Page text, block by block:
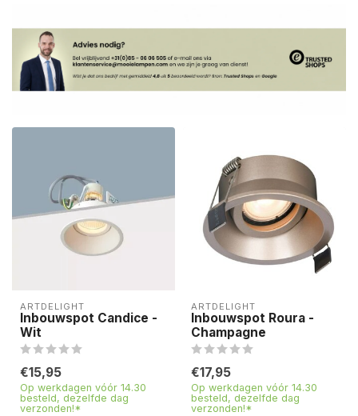
ARTDELIGHT
Inbouwspot Candice -
Wit
€15,95
Op werkdagen vóór 14.30
besteld, dezelfde dag
verzonden!*
ARTDELIGHT
Inbouwspot Roura -
Champagne
€17,95
Op werkdagen vóór 14.30
besteld, dezelfde dag
verzonden!*